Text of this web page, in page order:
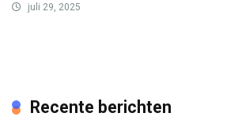
juli 29, 2025
Recente berichten